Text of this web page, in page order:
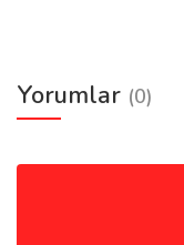
Yorumlar (0)